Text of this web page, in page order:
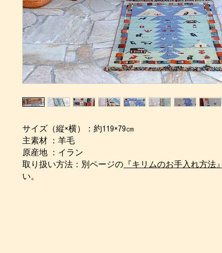
サイズ（縦×横）：約119×79㎝
主素材 ：羊毛
原産地 ：イラン
取り扱い方法：別ページの 『キリムのお手入れ方法
い。